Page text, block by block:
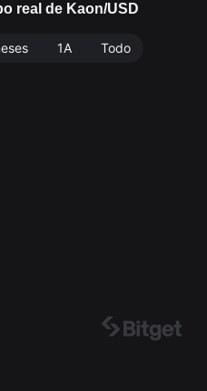
real de Kaon/USD
1A Todo